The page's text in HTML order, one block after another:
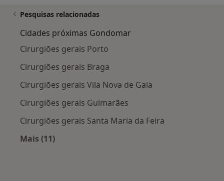
Pesquisas relacionadas
Cidades próximas Gondomar
Cirurgiões gerais Porto
Cirurgiões gerais Braga
Cirurgiões gerais Vila Nova de Gaia
Cirurgiões gerais Guimarães
Cirurgiões gerais Santa Maria da Feira
Mais (11)